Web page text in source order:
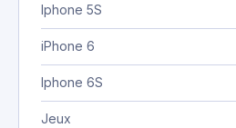
Iphone 5S
iPhone 6
Iphone 6S
Jeux